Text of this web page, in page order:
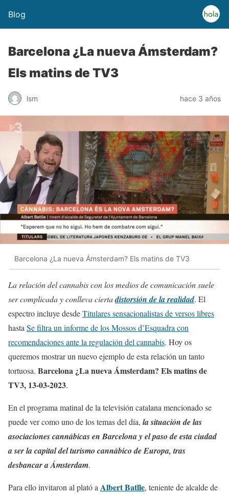
Blog
Barcelona ¿La nueva Ámsterdam?
Els matins de TV3
lsm hace 3 años
Barcelona ¿La nueva Ámsterdam? Els matins de TV3
La relación del cannabis con los medios de comunicación suele
ser complicada y conlleva ciertadistorsión de la realidad. El
espectro incluye desdeTitulares sensacionalistas de versos libres
hasta Se filtra un informe de los Mossos d’Esquadra con
recomendaciones ante la regulación del cannabis. Hoy os
queremos mostrar un nuevo ejemplo de esta relación un tanto
tortuosa. Barcelona ¿La nueva Ámsterdam? Els matins de
TV3, 13-03-2023.
En el programa matinal de la televisión catalana mencionado se
puede ver como uno de los temas del día, la situación de las
asociaciones cannábicas en Barcelona y el paso de esta ciudad
a ser la capital del turismo cannábico de Europa, tras
desbancar a Ámsterdam.
Para ello invitaron al plató a Albert Batlle, teniente de alcalde de